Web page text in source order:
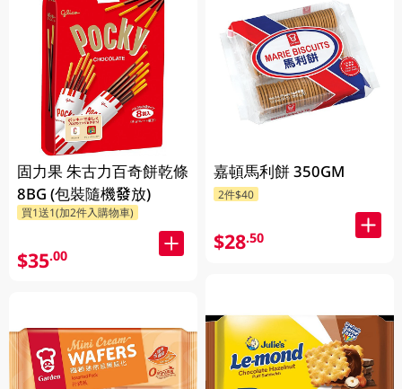
固力果 朱古力百奇餅乾條
8BG (包裝隨機發放)
買1送1(加2件入購物車)
$35.00
嘉頓馬利餅 350GM
2件$40
$28.50